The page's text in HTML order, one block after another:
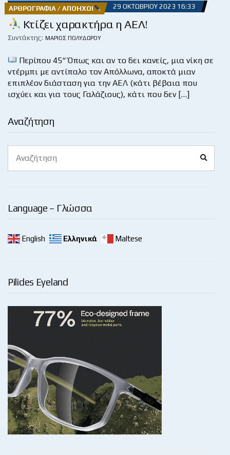
Αναζήτηση
for:
Language – Γλώσσα
English Ελληνικά Maltese
Pilides Eyeland
ΑΡΘΡΟΓΡΑΦΊΑ / ΑΠΌΗΧΟΙ 29 ΟΚΤΩΒΡΊΟΥ 2023 16:33
Κτίζει χαρακτήρα η ΑΕΛ!
Συντάκτης: ΜΆΡΙΟΣ ΠΟΛΥΔΏΡΟΥ
Περίπου 45“ Όπως και αν το δει κανείς, μια νίκη σε
ντέρμπι με αντίπαλο τον Απόλλωνα, αποκτά μιαν
επιπλέον διάσταση για την ΑΕΛ (κάτι βέβαια που
ισχύει και για τους Γαλάζιους), κάτι που δεν […]